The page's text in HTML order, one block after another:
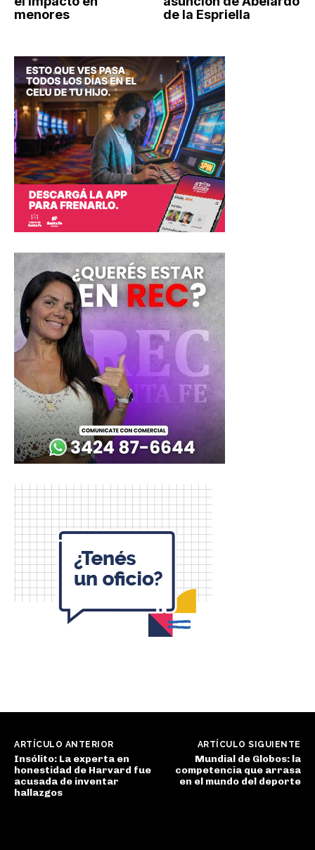
menores
de la Espriella
ARTÍCULO ANTERIOR
Insólito: La experta en
honestidad de Harvard fue
acusada de inventar
hallazgos
ARTÍCULO SIGUIENTE
Mundial de Globos: la
competencia que arrasa
en el mundo del deporte